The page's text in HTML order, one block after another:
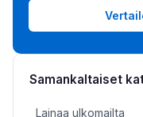
Samankaltaiset
Lainaa ulkomailta